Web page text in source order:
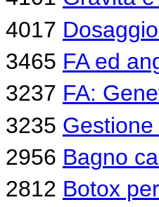
4017
3465 FA ed
3237 FA:
3235
2956 Bagno
2812 Botox